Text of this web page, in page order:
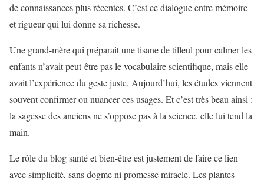
de connaissances plus récentes. C’est ce dialogue entre mémoire
et rigueur qui lui donne sa richesse.
Une grand-mère qui préparait une tisane de tilleul pour calmer les
enfants n’avait peut-être pas le vocabulaire scientifique, mais elle
avait l’expérience du geste juste. Aujourd’hui, les études viennent
souvent confirmer ou nuancer ces usages. Et c’est très beau ainsi :
la sagesse des anciens ne s’oppose pas à la science, elle lui tend la
main.
Le rôle du blog santé et bien-être est justement de faire ce lien
avec simplicité, sans dogme ni promesse miracle. Les plantes